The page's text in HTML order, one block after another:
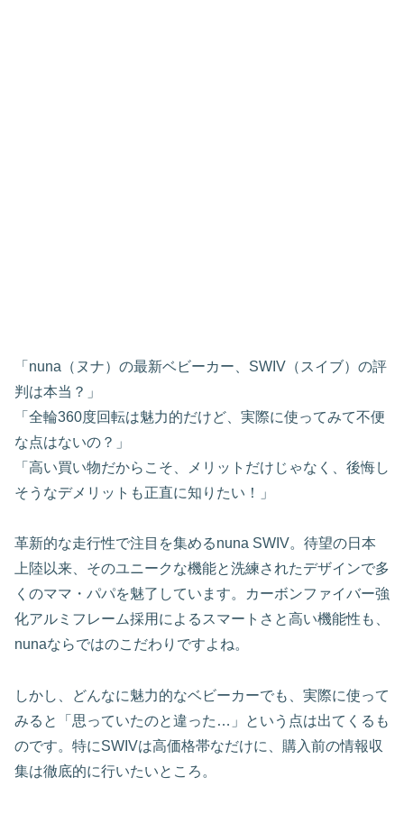
「nuna（ヌナ）の最新ベビーカー、SWIV（スイブ）の評
判は本当？」
「全輪360度回転は魅力的だけど、実際に使ってみて不便
な点はないの？」
「高い買い物だからこそ、メリットだけじゃなく、後悔し
そうなデメリットも正直に知りたい！」
革新的な走行性で注目を集めるnuna SWIV。待望の日本
上陸以来、そのユニークな機能と洗練されたデザインで多
くのママ・パパを魅了しています。カーボンファイバー強
化アルミフレーム採用によるスマートさと高い機能性も、
nunaならではのこだわりですよね。
しかし、どんなに魅力的なベビーカーでも、実際に使って
みると「思っていたのと違った…」という点は出てくるも
のです。特にSWIVは高価格帯なだけに、購入前の情報収
集は徹底的に行いたいところ。